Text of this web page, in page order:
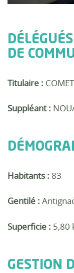
DE
Titulaire :
Suppléant :
Habitants : 83
Gentilé :
Superficie : 5,80
GESTION